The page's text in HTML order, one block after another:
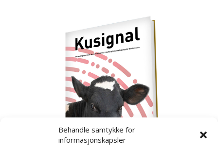
Behandle samtykke for
informasjonskapsler